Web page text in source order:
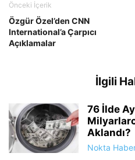
Önceki İçerik
Özgür Özel’den CNN
International’a Çarpıcı
Açıklamalar
İlgili
76 İlde
Aklandı?
Nokta